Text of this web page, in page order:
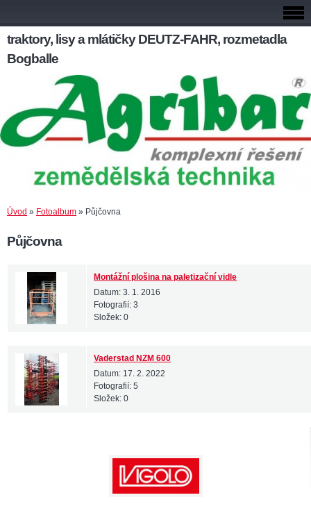
traktory, lisy a mlátičky DEUTZ-FAHR, rozmetadla
Bogballe
Úvod » Fotoalbum » Půjčovna
Půjčovna
Montážní plošina na paletizační vidle
Datum:3. 1. 2016
Fotografií:3
Složek:0
Vaderstad NZM 600
Datum: 17. 2. 2022
Fotografií:5
Složek:0